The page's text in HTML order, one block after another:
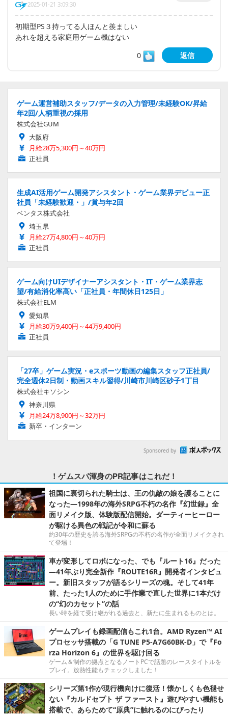
2025-01-21 3:09:30
初期型PS３持ってる人ほんと羨ましい
あれを超える家庭用ゲーム機はない
0
返信
ゲーム運営補助スタッフ/データの入力管理/未経験OK/昇給
年2回/人柄重視の採用
株式会社GUM
大阪府
月給28万5,300円～40万円
正社員
生成AI活用ゲーム開発アシスタント・ゲーム業界デビュー正
社員「未経験歓迎・」/賞与年2回
ベンタス株式会社
埼玉県
月給27万4,800円～40万円
正社員
ゲーム向けUIデザイナーアシスタント・IT・ゲーム業界志
望/有給消化率高い「正社員・年間休日125日」
株式会社ELM
愛知県
月給30万9,400円～44万9,400円
正社員
「27卒」ゲーム実況・eスポーツ動画の編集スタッフ正社員/
完全週休2日制・動画スキル習得/川崎市川崎区砂子1丁目
株式会社キソシン
神奈川県
月給24万8,900円～32万円
新卒・インターン
Sponsored by
！ゲムスパ渾身のPR記事はこれだ！
祖国に裏切られた騎士は、王の仇敵の娘を護ることに
なった―1998年の海外SRPG不朽の名作『幻世録』全
面リメイク版、体験版配信開始。ダーティーヒーロー
が駆ける異色の戦記が令和に蘇る
約30年の歴史を誇る海外SRPGの不朽の名作が全面リメイクされ
て登場！
車が変形してロボになった、でも『ルート16』だった
―41年ぶり完全新作『ROUTE16R』開発者インタビュ
ー。新旧スタッフが語るシリーズの魂。そして41年
前、たった1人のために手作業で直した世界に1本だけ
の“幻のカセット”の話
長い時を経て受け継がれる過去と、新たに生まれるものとは。
ゲームプレイも録画配信もこれ1台。AMD Ryzen™ AI
プロセッサ搭載の「G TUNE P5-A7G60BK-D」で『Fo
rza Horizon 6』の世界を駆け回る
ゲーム＆制作の拠点となるノートPCで話題のレースタイトルを
プレイ。放熱性能もチェックしました！
シリーズ第1作が現行機向けに復活！懐かしくも色褪せ
ない『カルドセプト ザ ファースト』遊びやすい機能も
搭載で、あらためて“原典”に触れるのにぴったり